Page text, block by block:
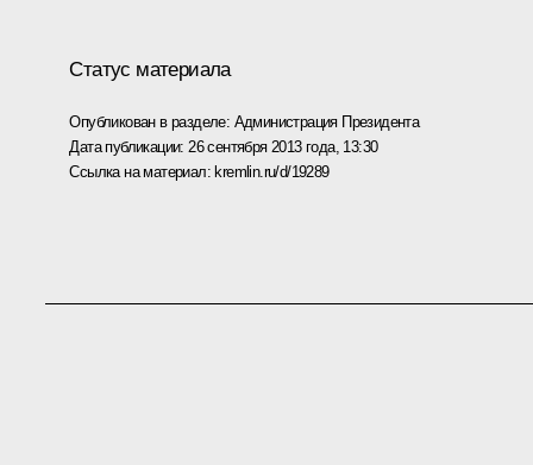
Статус материала
Опубликован в разделе: Администрация Президента
Дата публикации: 26 сентября 2013 года, 13:30
Ссылка на материал: kremlin.ru/d/19289